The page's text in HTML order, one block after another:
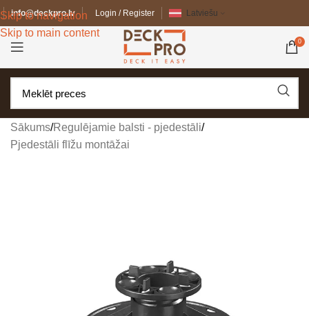
Skip to navigation
Skip to main content
info@deckpro.lv Login / Register Latviešu
0
Sākums/Regulējamie balsti - pjedestāli/
Pjedestāli flīžu montāžai